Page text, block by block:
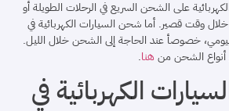
على الشحن السريع في الرحلات الطويلة أو
وقت قصير. أما شحن السيارات الكهربائية في
خصوصأ عند الحاجة إلى الشحن خلال الليل.
أنواع الشحن من هنا
الكهربائية في